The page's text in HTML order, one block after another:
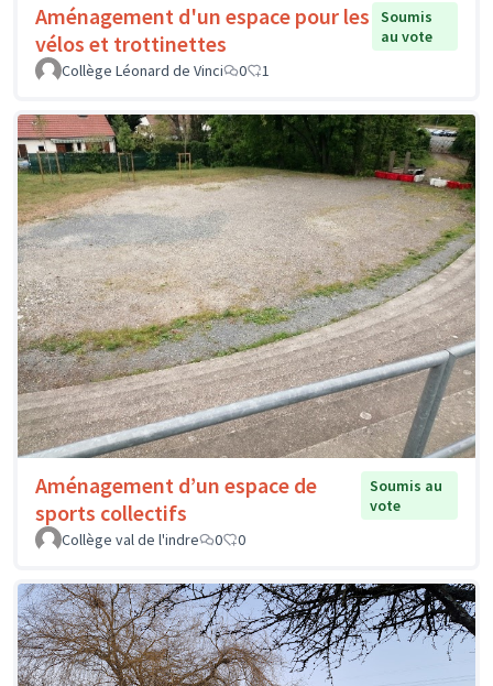
Aménagement d'un espace pour les
vélos et trottinettes
Soumis
au vote
Collège Léonard de Vinci
0 1
Aménagement d’un espace de
sports collectifs
Soumis au
vote
Collège val de l'indre
0 0